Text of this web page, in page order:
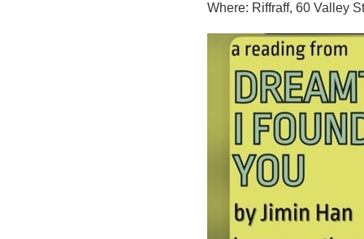
Where: Riffraff, 60 Valley